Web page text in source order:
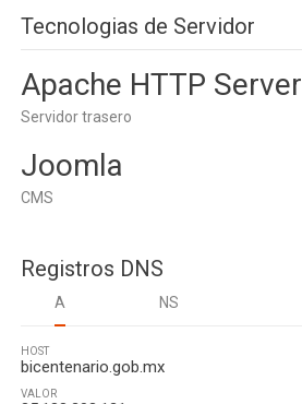
Tecnologias de Servidor
Apache HTTP Server
Servidor trasero
Joomla
CMS
Registros DNS
A NS
HOST
bicentenario.gob.mx
VALOR